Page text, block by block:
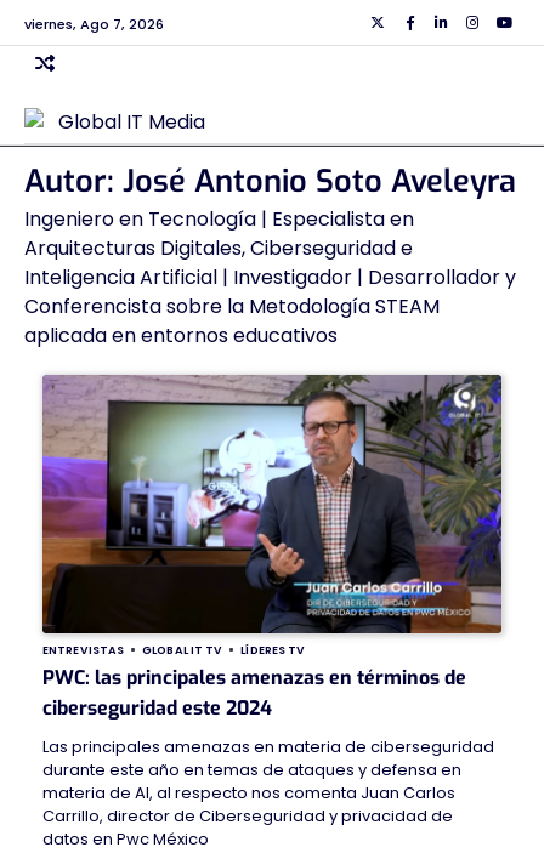
Skip
to
content
viernes, Ago 7, 2026 TwiiterFacebook
Linkedin
Autor: José Antonio Soto Aveleyra
Ingeniero en Tecnología | Especialista en
Arquitecturas Digitales, Ciberseguridad e
Inteligencia Artificial | Investigador | Desarrollador y
Conferencista sobre la Metodología STEAM
aplicada en entornos educativos
ENTREVISTAS GLOBAL IT TV LÍDERES TV
PWC: las principales amenazas en términos de
ciberseguridad este 2024
Las principales amenazas en materia de ciberseguridad
durante este año en temas de ataques y defensa en
materia de AI, al respecto nos comenta Juan Carlos
Carrillo, director de Ciberseguridad y privacidad de
datos en Pwc México